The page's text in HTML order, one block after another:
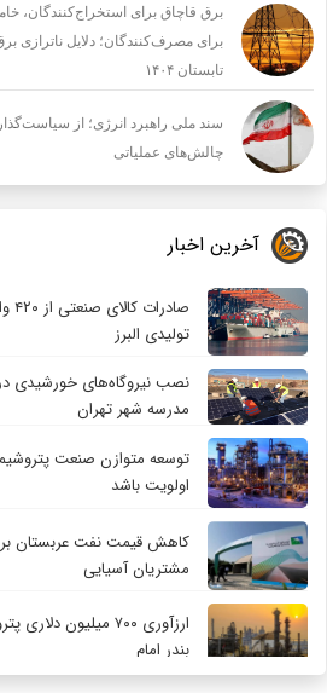
برق قاچاق برای استخراج‌کنندگان،
برای مصرف‌کنندگان؛ دلایل ناترازی
تابستان ۱۴۰۴
سند ملی راهبرد انرژی؛ از
چالش‌های عملیاتی
آخرین اخبار
تولیدی البرز
مدرسه شهر تهران
توسعه متوازن صنعت
اولویت باشد
کاهش قیمت نفت عربستان
مشتریان آسیایی
ارزآوری ۷۰۰ میلیون
بندر امام